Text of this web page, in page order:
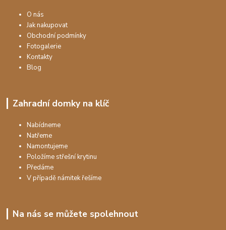
O nás
Jak nakupovat
Obchodní podmínky
Fotogalerie
Kontakty
Blog
Zahradní domky na klíč
Nabídneme
Natřeme
Namontujeme
Položíme střešní krytinu
Předáme
V případě námitek řešíme
Na nás se můžete spolehnout